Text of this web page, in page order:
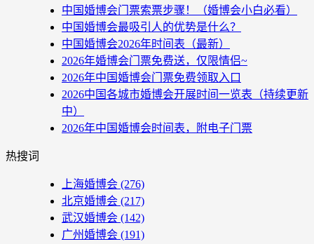
中国婚博会门票索票步骤！（婚博会小白必看）
中国婚博会最吸引人的优势是什么？
中国婚博会2026年时间表（最新）
2026年婚博会门票免费送，仅限情侣~
2026年中国婚博会门票免费领取入口
2026中国各城市婚博会开展时间一览表（持续更新
中）
2026年中国婚博会时间表，附电子门票
热搜词
上海婚博会 (276)
北京婚博会 (217)
武汉婚博会 (142)
广州婚博会 (191)